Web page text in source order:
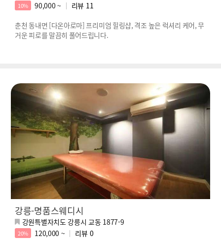
10% 90,000 ~ 리뷰 11
춘천 동내면 [다온아로마] 프리미엄 힐링샵, 격조 높은 럭셔리 케어, 무
거운 피로를 말끔히 풀어드립니다.
강릉-명품스웨디시
강원특별자치도 강릉시 교동 1877-9
20% 120,000 ~ 리뷰 0